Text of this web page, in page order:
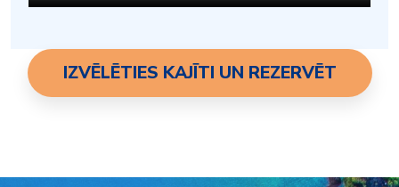
IZVĒLĒTIES KAJĪTI UN REZERVĒT